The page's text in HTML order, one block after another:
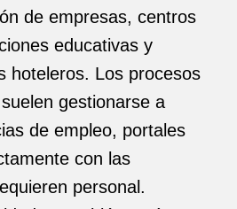
de empresas, centros
educativas y
hoteleros. Los procesos
gestionarse a
de empleo, portales
con las
personal.